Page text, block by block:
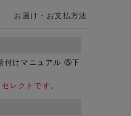
お届け・お支払方法
けマニュアル ⑤下
レクトです。